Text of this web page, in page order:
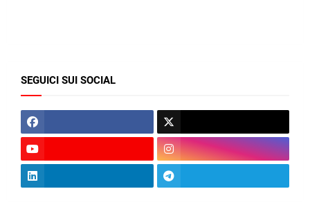
SEGUICI SUI SOCIAL